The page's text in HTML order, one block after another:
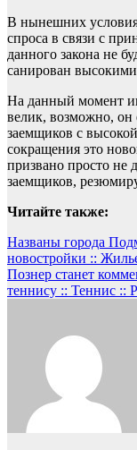
В нынешних
спроса в связи с
данного закона не
санирован
На данный момент
велик, возможно, он
заемщиков с
сокращения это
призвано просто не
заемщиков,
Читайте также:
Навигация
по
записям
Названы города
новостройки ::
Познер станет
теннису :: Теннис ::